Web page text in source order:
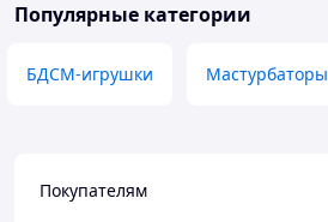
Популярные категории
БДСМ-игрушки Мастурбаторы
Покупателям